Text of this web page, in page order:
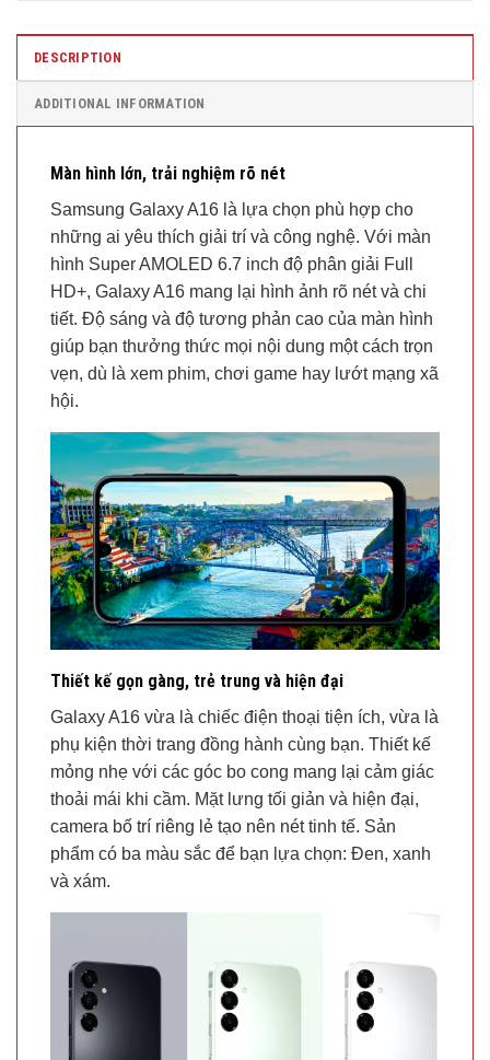
DESCRIPTION
ADDITIONAL INFORMATION
Màn hình lớn, trải nghiệm rõ nét
Samsung Galaxy A16 là lựa chọn phù hợp cho
những ai yêu thích giải trí và công nghệ. Với màn
hình Super AMOLED 6.7 inch độ phân giải Full
HD+, Galaxy A16 mang lại hình ảnh rõ nét và chi
tiết. Độ sáng và độ tương phản cao của màn hình
giúp bạn thưởng thức mọi nội dung một cách trọn
vẹn, dù là xem phim, chơi game hay lướt mạng xã
hội.
Thiết kế gọn gàng, trẻ trung và hiện đại
Galaxy A16 vừa là chiếc điện thoại tiện ích, vừa là
phụ kiện thời trang đồng hành cùng bạn. Thiết kế
mỏng nhẹ với các góc bo cong mang lại cảm giác
thoải mái khi cầm. Mặt lưng tối giản và hiện đại,
camera bố trí riêng lẻ tạo nên nét tinh tế. Sản
phẩm có ba màu sắc để bạn lựa chọn: Đen, xanh
và xám.